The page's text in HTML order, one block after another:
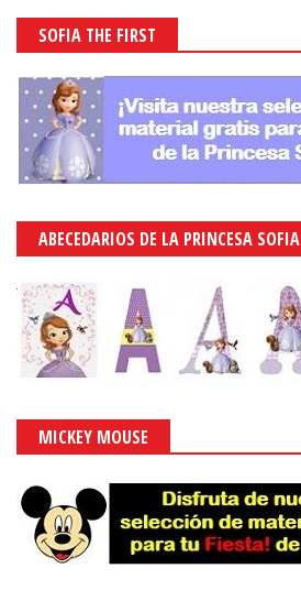
SOFIA THE FIRST
ABECEDARIOS DE LA PRINCESA SOFIA
MICKEY MOUSE